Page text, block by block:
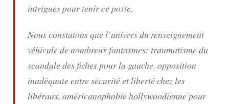
intrigues pour tenir ce poste.
Nous constatons que l’univers du renseignement
véhicule de nombreux fantasmes: traumatisme du
scandale des fiches pour la gauche, opposition
inadéquate entre sécurité et liberté chez les
libéraux, américanophobie hollywoodienne pour